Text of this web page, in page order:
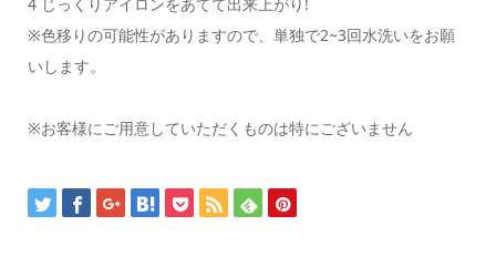
※色移りの可能性がありますので、単独で2~3回水洗いをお願
いします。
※お客様にご用意していただくものは特にございません